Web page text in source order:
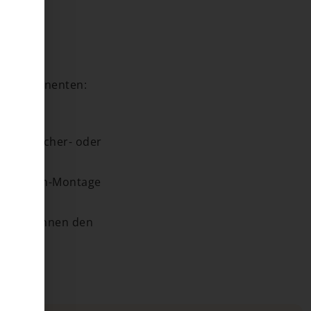
Speicher- oder
Montage
können den